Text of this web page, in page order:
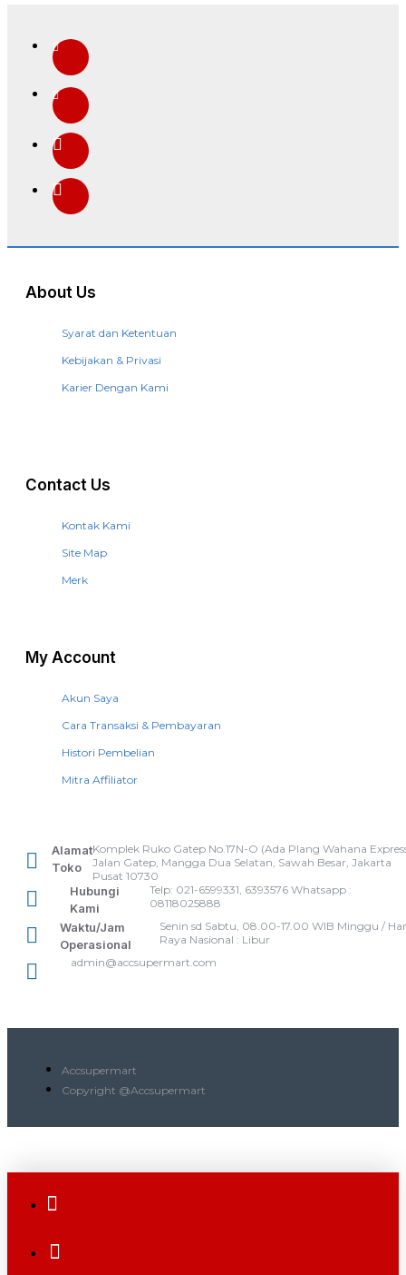
About Us
Syarat dan Ketentuan
Kebijakan & Privasi
Karier Dengan Kami
Contact Us
Kontak Kami
Site Map
Merk
My Account
Akun Saya
Cara Transaksi & Pembayaran
Histori Pembelian
Mitra Affiliator
Alamat
Toko
Komplek Ruko Gatep No.17N-O (Ada Plang Wahana
Jalan Gatep, Mangga Dua Selatan, Sawah Besar, Jakarta
Pusat 10730
Hubungi
Kami
Telp: 021-6599331, 6393576 Whatsapp :
08118025888
Waktu/Jam
Operasional
Senin sd Sabtu, 08.00-17.00 WIB Minggu /
Raya Nasional : Libur
admin@accsupermart.com
Accsupermart
Copyright @Accsupermart